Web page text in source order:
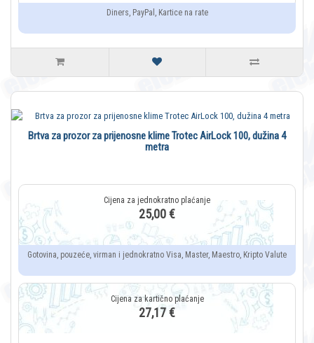
Diners, PayPal, Kartice na rate
Brtva za prozor za prijenosne klime Trotec AirLock 100, dužina 4
metra
25,00 €
Gotovina, pouzeće, virman i jednokratno Visa, Master, Maestro, Kripto Valute
27,17 €